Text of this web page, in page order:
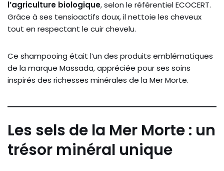
l’agriculture biologique, selon le référentiel ECOCERT.
Grâce à ses tensioactifs doux, il nettoie les cheveux
tout en respectant le cuir chevelu.
Ce shampooing était l’un des produits emblématiques
de la marque Massada, appréciée pour ses soins
inspirés des richesses minérales de la Mer Morte.
Les sels de la Mer Morte : un
trésor minéral unique